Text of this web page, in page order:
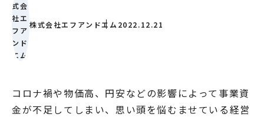
株式会社エフアンドエム 2022.12.21
コロナ禍や物価高、円安などの影響によって事業資
金が不足してしまい、思い頭を悩むませている経営